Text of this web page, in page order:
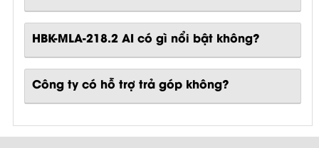
HBK-MLA-218.2 AI có gì nổi bật không?
Công ty có hỗ trợ trả góp không?